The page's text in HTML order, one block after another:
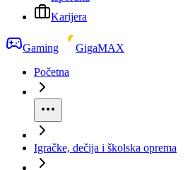
Karijera
Gaming
GigaMAX
Početna
Igračke, dečija i školska oprema